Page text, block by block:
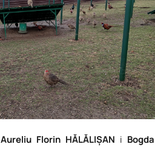
Aureliu Florin HĂLĂLIȘAN і